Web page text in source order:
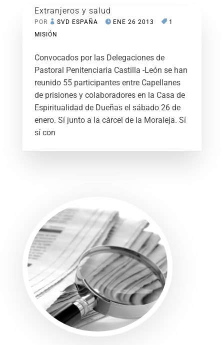
Extranjeros y salud
POR SVD ESPAÑA ENE 26 2013
1
MISIÓN
Convocados por las Delegaciones de
Pastoral Penitenciaria Castilla -León se han
reunido 55 participantes entre Capellanes
de prisiones y colaboradores en la Casa de
Espiritualidad de Dueñas el sábado 26 de
enero. Sí junto a la cárcel de la Moraleja. Sí
sí con